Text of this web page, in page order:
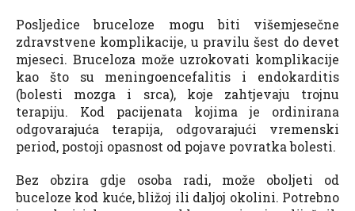
Posljedice bruceloze mogu biti višemjesečne
zdravstvene komplikacije, u pravilu šest do devet
mjeseci. Bruceloza može uzrokovati komplikacije
kao što su meningoencefalitis i endokarditis
(bolesti mozga i srca), koje zahtjevaju trojnu
terapiju. Kod pacijenata kojima je ordinirana
odgovarajuća terapija, odgovarajući vremenski
period, postoji opasnost od pojave povratka bolesti.
Bez obzira gdje osoba radi, može oboljeti od
buceloze kod kuće, bližoj ili daljoj okolini. Potrebno